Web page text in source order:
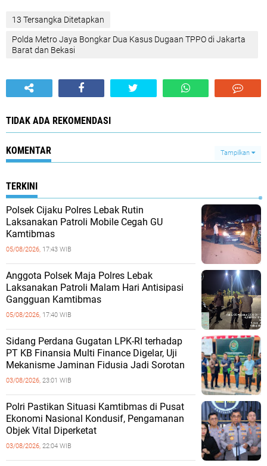
13 Tersangka Ditetapkan
‎Polda Metro Jaya Bongkar Dua Kasus Dugaan TPPO di Jakarta
Barat dan Bekasi
TIDAK ADA REKOMENDASI
KOMENTAR Tampilkan
TERKINI
Polsek Cijaku Polres Lebak Rutin
Laksanakan Patroli Mobile Cegah GU
Kamtibmas
05/08/2026, 17:43 WIB
Anggota Polsek Maja Polres Lebak
Laksanakan Patroli Malam Hari Antisipasi
Gangguan Kamtibmas
05/08/2026, 17:40 WIB
Sidang Perdana Gugatan LPK-RI terhadap
PT KB Finansia Multi Finance Digelar, Uji
Mekanisme Jaminan Fidusia Jadi Sorotan
03/08/2026, 23:01 WIB
‎Polri Pastikan Situasi Kamtibmas di Pusat
Ekonomi Nasional Kondusif, Pengamanan
Objek Vital Diperketat
03/08/2026, 22:04 WIB